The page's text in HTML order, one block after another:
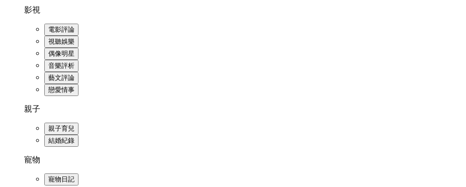
影視
電影評論
視聽娛樂
偶像明星
音樂評析
藝文評論
戀愛情事
親子
親子育兒
結婚紀錄
寵物
寵物日記